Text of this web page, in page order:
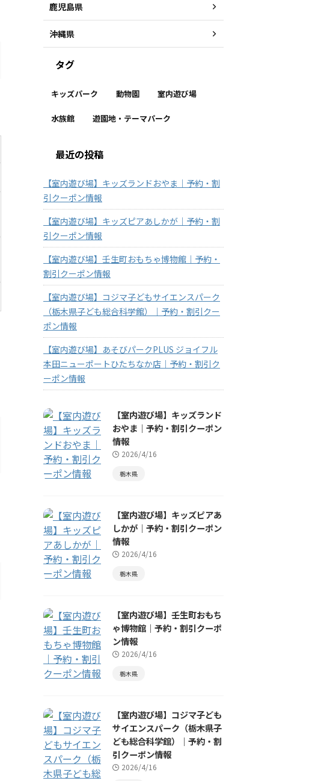
鹿児島県
沖縄県
タグ
キッズパーク 動物園 室内遊び場
水族館 遊園地・テーマパーク
最近の投稿
【室内遊び場】キッズランドおやま｜予約・割
引クーポン情報
【室内遊び場】キッズピアあしかが｜予約・割
引クーポン情報
【室内遊び場】壬生町おもちゃ博物館｜予約・
割引クーポン情報
【室内遊び場】コジマ子どもサイエンスパーク
（栃木県子ども総合科学館）｜予約・割引クー
ポン情報
【室内遊び場】あそびパークPLUS ジョイフル
本田ニューポートひたちなか店｜予約・割引ク
ーポン情報
【室内遊び場】キッズランド
おやま｜予約・割引クーポン
情報
2026/4/16
栃木県
【室内遊び場】キッズピアあ
しかが｜予約・割引クーポン
情報
2026/4/16
栃木県
【室内遊び場】壬生町おもち
ゃ博物館｜予約・割引クーポ
ン情報
2026/4/16
栃木県
【室内遊び場】コジマ子ども
サイエンスパーク（栃木県子
ども総合科学館）｜予約・割
引クーポン情報
2026/4/16